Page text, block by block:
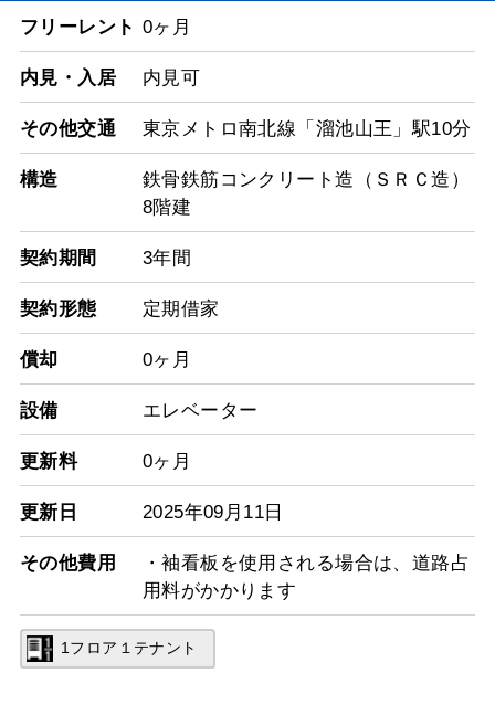
フリーレント 0ヶ月
内見・入居 内見可
その他交通 東京メトロ南北線「溜池山王」駅10分
構造
鉄骨鉄筋コンクリート造（ＳＲＣ造）
8階建
契約期間 3年間
契約形態 定期借家
償却 0ヶ月
設備 エレベーター
更新料 0ヶ月
更新日 2025年09月11日
その他費用
・袖看板を使用される場合は、道路占
用料がかかります
1フロア１テナント